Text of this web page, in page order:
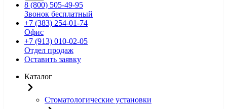
8 (800) 505-49-95
Звонок бесплатный
+7 (383) 254-01-74
Офис
+7 (913) 010-02-05
Отдел продаж
Оставить заявку
Каталог
Стоматологические установки